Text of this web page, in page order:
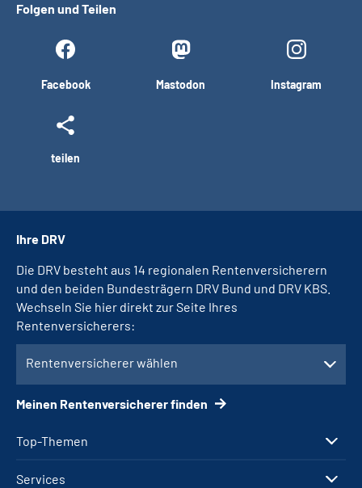
Folgen und Teilen
Facebook Mastodon Instagram
teilen
Top-Themen
Services
Ihre DRV
Die DRV besteht aus 14 regionalen Rentenversicherern
und den beiden Bundesträgern DRV Bund und DRV KBS.
Wechseln Sie hier direkt zur Seite Ihres
Rentenversicherers:
Rentenversicherer wählen
Meinen Rentenversicherer finden